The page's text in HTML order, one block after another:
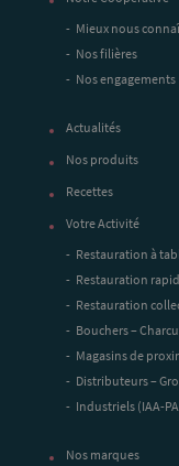
Mieux nous
Nos filières
Nos engagements
Actualités
Nos produits
Recettes
Votre Activité
Restauration à
Restauration
Restauration
Bouchers –
Magasins de
Distributeurs –
Industriels (IAA-
Nos marques